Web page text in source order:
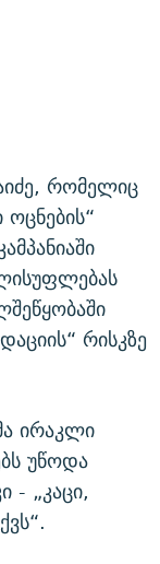
რომელიც
რისკზე
ირაკლი
უწოდა
- „კაცი,